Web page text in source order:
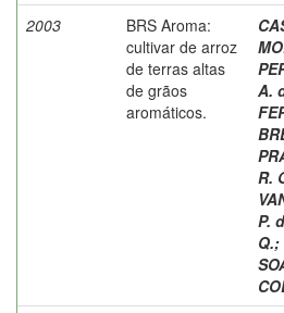
2003
BRS Aroma:
cultivar de arroz
de terras altas
de grãos
aromáticos.
A.
R.
P.
Q.;